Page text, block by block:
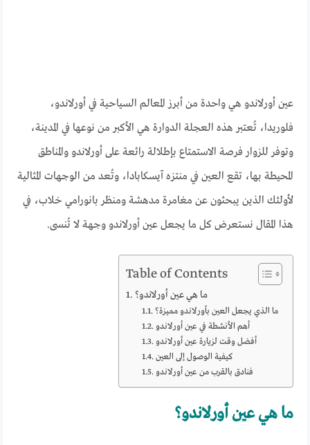
عين أورلاندو هي واحدة من أبرز المعالم السياحية في أورلاندو،
فلوريدا، تُعتبر هذه العجلة الدوارة هي الأكبر من نوعها في المدينة،
وتوفر للزوار فرصة الاستمتاع بإطلالة رائعة على أورلاندو والمناطق
المحيطة بها، تقع العين في منتزه آيسكابادا، وتُعد من الوجهات المثالية
لأولئك الذين يبحثون عن مغامرة مدهشة ومنظر بانورامي خلاب، في
هذا المقال نستعرض كل ما يجعل عين أورلاندو وجهة لا تُنسى.
Table of Contents
ما هي عين أورلاندو؟
ما الذي يجعل العين بأورلاندو مميزة؟
أهم الأنشطة في عين أورلاندو
أفضل وقت لزيارة عين أورلاندو
فنادق بالقرب من عين أورلاندو
ما هي عين أورلاندو؟